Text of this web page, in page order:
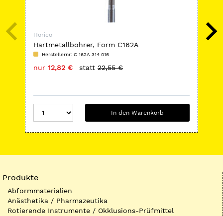
Horico
Hartmetallbohrer, Form C162A
Herstellernr: C 162A 314 016
nur 12,82 € statt 22,55 €
In den Warenkorb
Produkte
Abformmaterialien
Anästhetika / Pharmazeutika
Rotierende Instrumente / Okklusions-Prüfmittel